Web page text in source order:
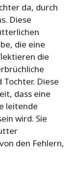
da, durch
Diese
die eine
die
Diese
dass eine
leitende
wird. Sie
den Fehlern,